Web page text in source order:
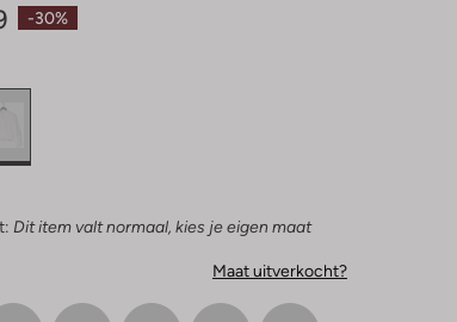
-30%
Dit item valt normaal, kies je eigen maat
Maat uitverkocht?